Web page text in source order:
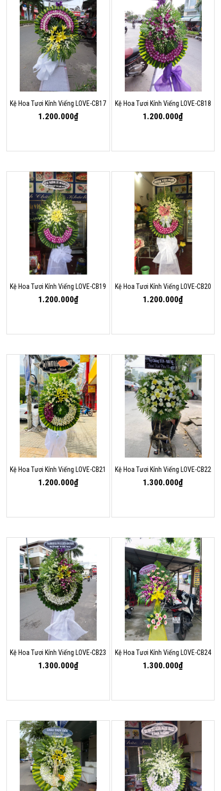
Kệ Hoa Tươi Kính Viếng LOVE-CB17
1.200.000₫
Kệ Hoa Tươi Kính Viếng LOVE-CB18
1.200.000₫
Kệ Hoa Tươi Kính Viếng LOVE-CB19
1.200.000₫
Kệ Hoa Tươi Kính Viếng LOVE-CB20
1.200.000₫
Kệ Hoa Tươi Kính Viếng LOVE-CB21
1.200.000₫
Kệ Hoa Tươi Kính Viếng LOVE-CB22
1.300.000₫
Kệ Hoa Tươi Kính Viếng LOVE-CB23
1.300.000₫
Kệ Hoa Tươi Kính Viếng LOVE-CB24
1.300.000₫